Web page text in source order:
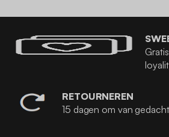
Gratis
RETOURNEREN
15 dagen om van